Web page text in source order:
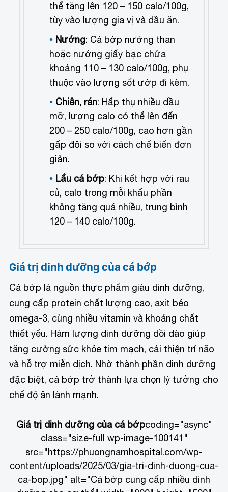
thể tăng lên 120 – 150 calo/100g,
tùy vào lượng gia vị và dầu ăn.
Nướng: Cá bớp nướng than
hoặc nướng giấy bạc chứa
khoảng 110 – 130 calo/100g, phụ
thuộc vào lượng sốt ướp đi kèm.
Chiên, rán: Hấp thụ nhiều dầu
mỡ, lượng calo có thể lên đến
200 – 250 calo/100g, cao hơn gần
gấp đôi so với cách chế biến đơn
giản.
Lẩu cá bớp: Khi kết hợp với rau
củ, calo trong mỗi khẩu phần
không tăng quá nhiều, trung bình
120 – 140 calo/100g.
Giá trị dinh dưỡng của cá bớp
Cá bớp là nguồn thực phẩm giàu dinh dưỡng,
cung cấp protein chất lượng cao, axit béo
omega-3, cùng nhiều vitamin và khoáng chất
thiết yếu. Hàm lượng dinh dưỡng dồi dào giúp
tăng cường sức khỏe tim mạch, cải thiện trí não
và hỗ trợ miễn dịch. Nhờ thành phần dinh dưỡng
đặc biệt, cá bớp trở thành lựa chọn lý tưởng cho
chế độ ăn lành mạnh.
Giá trị dinh dưỡng của cá bớpcoding="async"
class="size-full wp-image-100141"
src="https://phuongnamhospital.com/wp-
content/uploads/2025/03/gia-tri-dinh-duong-cua-
ca-bop.jpg" alt="Cá bớp cung cấp nhiều dinh